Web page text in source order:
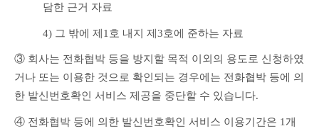
담한 근거 자료
4) 그 밖에 제1호 내지 제3호에 준하는 자료
③ 회사는 전화협박 등을 방지할 목적 이외의 용도로 신청하였
거나 또는 이용한 것으로 확인되는 경우에는 전화협박 등에 의
한 발신번호확인 서비스 제공을 중단할 수 있습니다.
④ 전화협박 등에 의한 발신번호확인 서비스 이용기간은 1개